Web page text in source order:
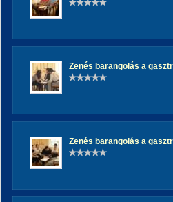
Zenés barangolás a
Zenés barangolás a